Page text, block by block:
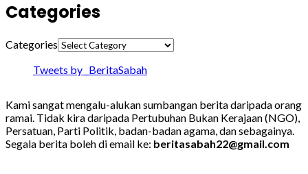
Categories
Categories
Tweets by _BeritaSabah
Kami sangat mengalu-alukan sumbangan berita daripada orang
ramai. Tidak kira daripada Pertubuhan Bukan Kerajaan (NGO),
Persatuan, Parti Politik, badan-badan agama, dan sebagainya.
Segala berita boleh di email ke: beritasabah22@gmail.com